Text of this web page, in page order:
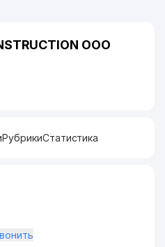
ООО
РубрикиСтатистика